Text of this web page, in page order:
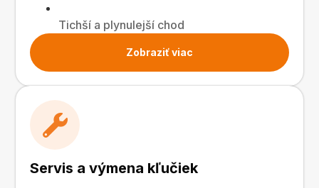
Tichší a plynulejší chod
Zobraziť viac
Servis a výmena kľučiek